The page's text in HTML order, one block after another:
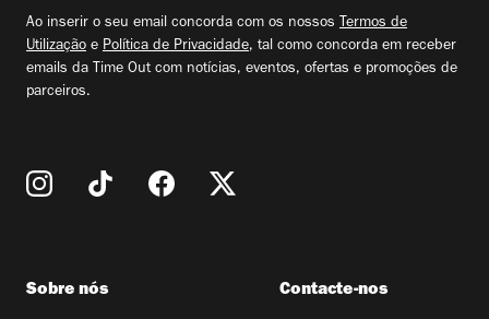
Ao inserir o seu email concorda com os nossos Termos de
Utilização e Política de Privacidade, tal como concorda em receber
emails da Time Out com notícias, eventos, ofertas e promoções de
parceiros.
Sobre nós Contacte-nos